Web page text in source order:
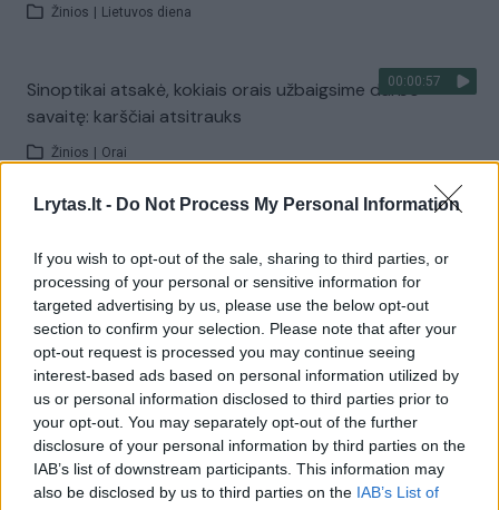
Lrytas.lt - Do Not Process My Personal Information
If you wish to opt-out of the sale, sharing to third parties, or
processing of your personal or sensitive information for
targeted advertising by us, please use the below opt-out
section to confirm your selection. Please note that after your
opt-out request is processed you may continue seeing
interest-based ads based on personal information utilized by
us or personal information disclosed to third parties prior to
your opt-out. You may separately opt-out of the further
disclosure of your personal information by third parties on the
IAB’s list of downstream participants. This information may
also be disclosed by us to third parties on the IAB’s List of
Žinios Lietuvos diena
00:00:57
Sinoptikai atsakė, kokiais orais užbaigsime darbo
savaitę: karščiai atsitrauks
Žinios Orai
Žiūrimiausi įrašai
00:00:30
Vaizdai iš tragiškos avarijos Vilniaus r.: dviejų moterų ir
vaiko gyvybių išgelbėti nepavyko
Žinios Lietuvos diena